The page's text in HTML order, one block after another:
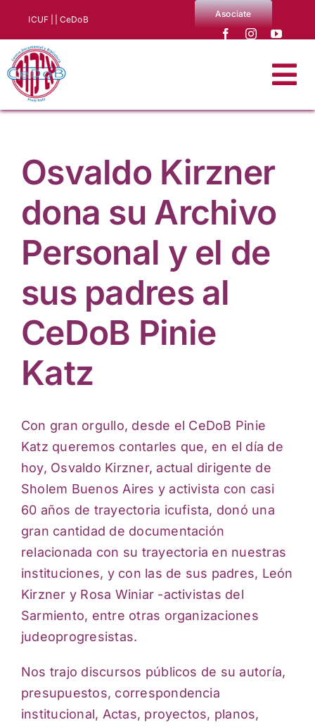
contenido
ICUF | | CeDoB
Asociate
Noticias
Producciones CeDoB
Biblioteca y archivo
Actividades culturales
Osvaldo Kirzner
dona su Archivo
Personal y el de
sus padres al
CeDoB Pinie
Katz
Con gran orgullo, desde el CeDoB Pinie
Katz queremos contarles que, en el día de
hoy, Osvaldo Kirzner, actual dirigente de
Sholem Buenos Aires y activista con casi
60 años de trayectoria icufista, donó una
gran cantidad de documentación
relacionada con su trayectoria en nuestras
instituciones, y con las de sus padres, León
Kirzner y Rosa Winiar -activistas del
Sarmiento, entre otras organizaciones
judeoprogresistas.
Nos trajo discursos públicos de su autoría,
presupuestos, correspondencia
institucional, Actas, proyectos, planos,